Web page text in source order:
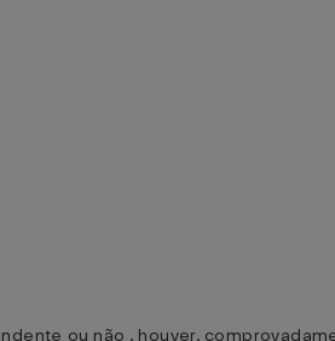
ou não , houver,